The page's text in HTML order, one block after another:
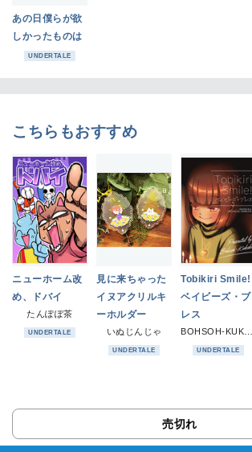
あの日僕らが欲
しかったものは
UNDERTALE
こちらもおすすめ
ニューホーム改
め、ドバイ
たんぽぽ茶
UNDERTALE
見に来ちゃった
イヌアクリルキ
ーホルダー
いぬじんじゃ
UNDERTALE
Tobikiri Smile!
ベイビーズ・ブ
レス
UNDERTALE
売切れ